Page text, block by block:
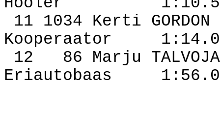
11 1034 Kerti GORDON
Kooperaator
12
86 Marju TALVOJA
Eriautobaas